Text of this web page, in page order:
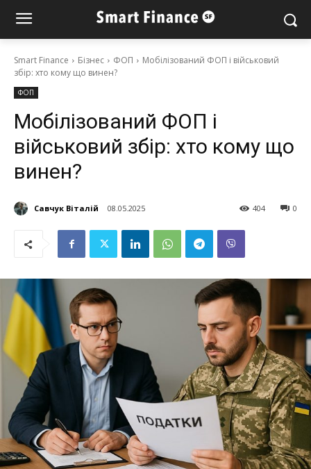
Smart Finance Бізнес ФОП
Мобілізований ФОП і військовий
збір: хто кому що винен?
ФОП
Мобілізований ФОП і
військовий збір: хто кому що
винен?
Савчук Віталій 08.05.2025 0
404